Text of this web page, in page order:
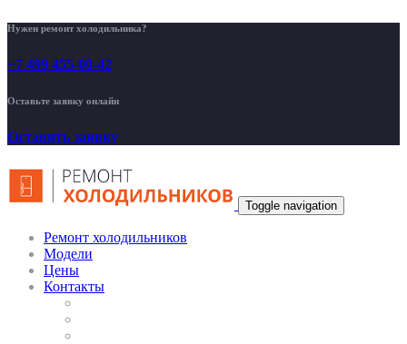
Нужен ремонт холодильника?
+7 499 455-00-42
Оставьте заявку онлайн
Оставить заявку
Toggle navigation
Ремонт холодильников
Модели
Цены
Контакты